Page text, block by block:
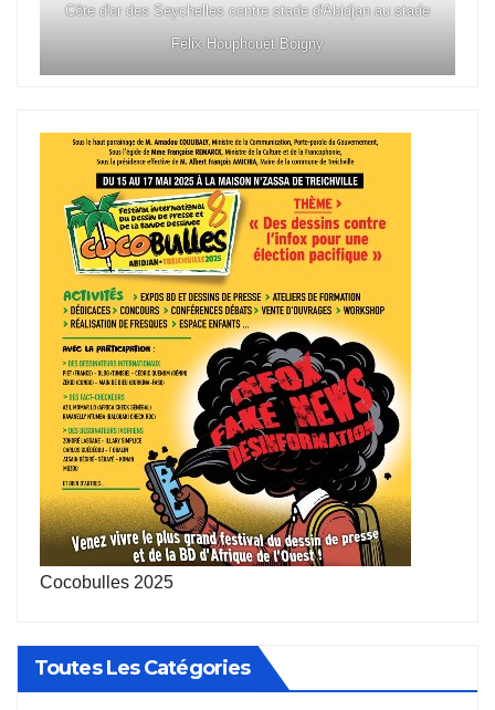
Côte d'or des Seychelles contre stade d'Abidjan au stade
Félix Houphouët Boigny
Cocobulles 2025
Toutes Les Catégories